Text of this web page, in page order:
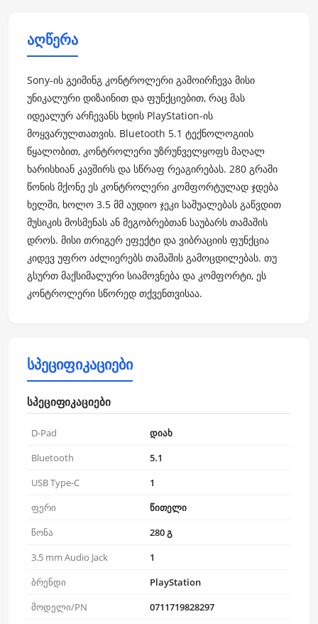
აღწერა
Sony-ის გეიმინგ კონტროლერი გამოირჩევა მისი
უნიკალური დიზაინით და ფუნქციებით, რაც მას
იდეალურ არჩევანს ხდის PlayStation-ის
მოყვარულთათვის. Bluetooth 5.1 ტექნოლოგიის
წყალობით, კონტროლერი უზრუნველყოფს მაღალ
ხარისხიან კავშირს და სწრაფ რეაგირებას. 280 გრამი
წონის მქონე ეს კონტროლერი კომფორტულად ჯდება
ხელში, ხოლო 3.5 მმ აუდიო ჯეკი საშუალებას გაწვდით
მუსიკის მოსმენას ან მეგობრებთან საუბარს თამაშის
დროს. მისი თრიგერ ეფექტი და ვიბრაციის ფუნქცია
კიდევ უფრო აძლიერებს თამაშის გამოცდილებას. თუ
გსურთ მაქსიმალური სიამოვნება და კომფორტი, ეს
კონტროლერი სწორედ თქვენთვისაა.
სპეციფიკაციები
სპეციფიკაციები
D-Pad
დიახ
Bluetooth
5.1
USB Type-C
1
ფერი
წითელი
წონა
280 გ
3.5 mm Audio Jack
1
ბრენდი
PlayStation
მოდელი/PN
0711719828297